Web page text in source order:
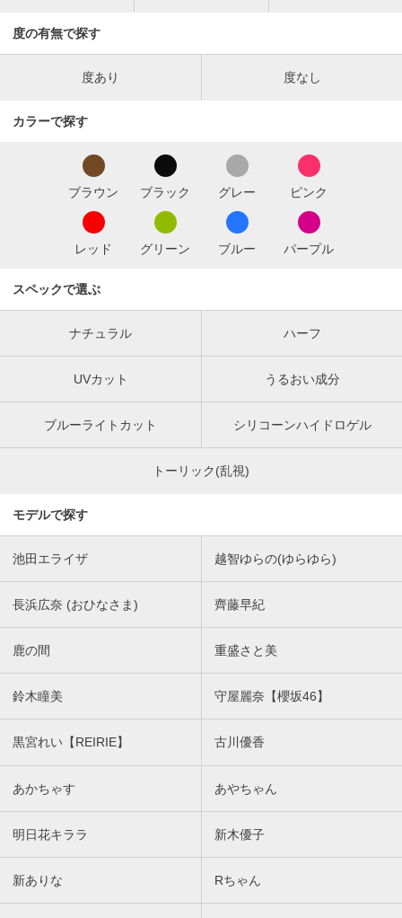
度の有無で探す
度あり 度なし
カラーで探す
ブラウン ブラック グレー ピンク
レッド グリーン ブルー パープル
スペックで選ぶ
ナチュラル ハーフ
UVカット うるおい成分
ブルーライトカット シリコーンハイドロゲル
トーリック(乱視)
モデルで探す
池田エライザ 越智ゆらの(ゆらゆら)
長浜広奈 (おひなさま) 齊藤早紀
鹿の間 重盛さと美
鈴木瞳美 守屋麗奈【櫻坂46】
黒宮れい【REIRIE】 古川優香
あかちゃす あやちゃん
明日花キララ 新木優子
新ありな Rちゃん